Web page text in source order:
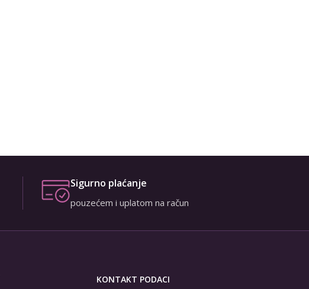
Sigurno plaćanje
pouzećem i uplatom na račun
KONTAKT PODACI